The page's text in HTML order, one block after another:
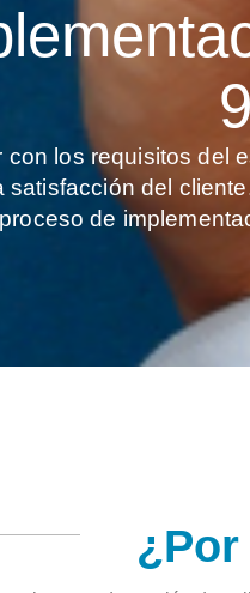
con los requisitos del
satisfacción del
de